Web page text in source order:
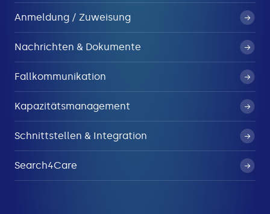
Anmeldung / Zuweisung
Nachrichten & Dokumente
Fallkommunikation
Kapazitätsmanagement
Schnittstellen & Integration
Search4Care